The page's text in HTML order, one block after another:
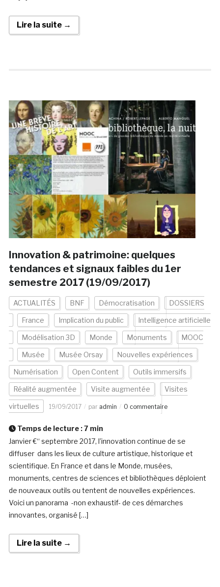
Lire la suite →
Innovation & patrimoine: quelques
tendances et signaux faibles du 1er
semestre 2017 (19/09/2017)
ACTUALITÉS BNF Démocratisation DOSSIERS
France Implication du public Intelligence artificielle
Modélisation 3D Monde Monuments MOOC
Musée Musée Orsay Nouvelles expériences
Numérisation Open Content Outils immersifs
Réalité augmentée Visite augmentée Visites
virtuelles 19/09/2017 par admin 0 commentaire
Temps de lecture :7 min
Janvier €“ septembre 2017, l’innovation continue de se
diffuser dans les lieux de culture artistique, historique et
scientifique. En France et dans le Monde, musées,
monuments, centres de sciences et bibliothèques déploient
de nouveaux outils ou tentent de nouvelles expériences.
Voici un panorama -non exhaustif- de ces démarches
innovantes, organisé […]
Lire la suite →